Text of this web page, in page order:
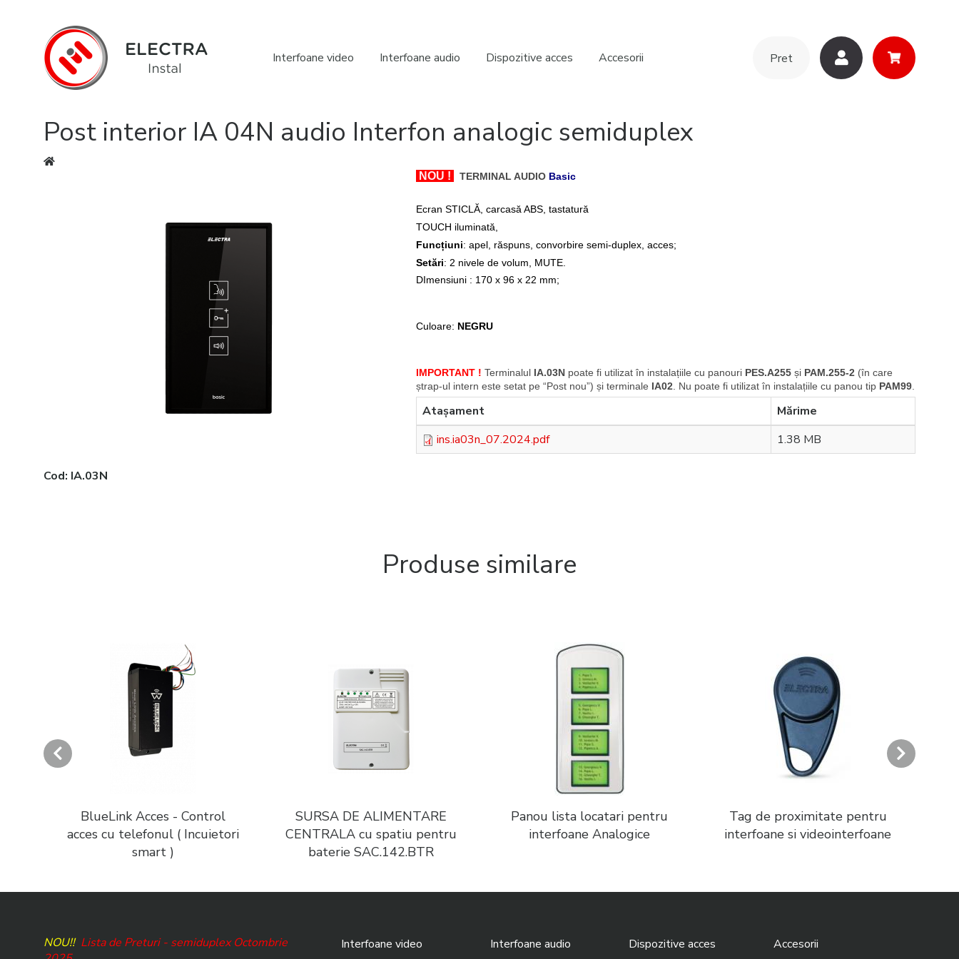
Interfoane video Interfoane audio Dispozitive acces Accesorii Pret
Post interior IA 04N audio Interfon analogic semiduplex
Cod: IA.03N
NOU ! TERMINAL AUDIOBasic
Ecran STICLĂ, carcasă ABS, tastatură
TOUCH iluminată,
Funcțiuni: apel, răspuns, convorbire semi-duplex, acces;
Setări: 2 nivele de volum, MUTE.
DImensiuni : 170 x 96 x 22 mm;
Culoare: NEGRU
IMPORTANT ! Terminalul IA.03Npoate fi utilizat în instalațiile cu panouri PES.A255și PAM.255-2 (în care
ștrap-ul intern este setat pe “Post nou”) și terminale IA02 Nu poate fi utilizat în instalațiile cu panou tip PAM99.
Ataşament
Mărime
ins.ia03n_07.2024.pdf
1.38 MB
Produse similare
BlueLink Acces - Control
acces cu telefonul ( Incuietori
smart )
SURSA DE ALIMENTARE
CENTRALA cu spatiu pentru
baterie SAC.142.BTR
Panou lista locatari pentru
interfoane Analogice
Tag de proximitate pentru
interfoane si videointerfoane
NOU!! Lista de Preturi - semiduplex Octombrie
Interfoane video Interfoane audio Dispozitive acces Accesorii